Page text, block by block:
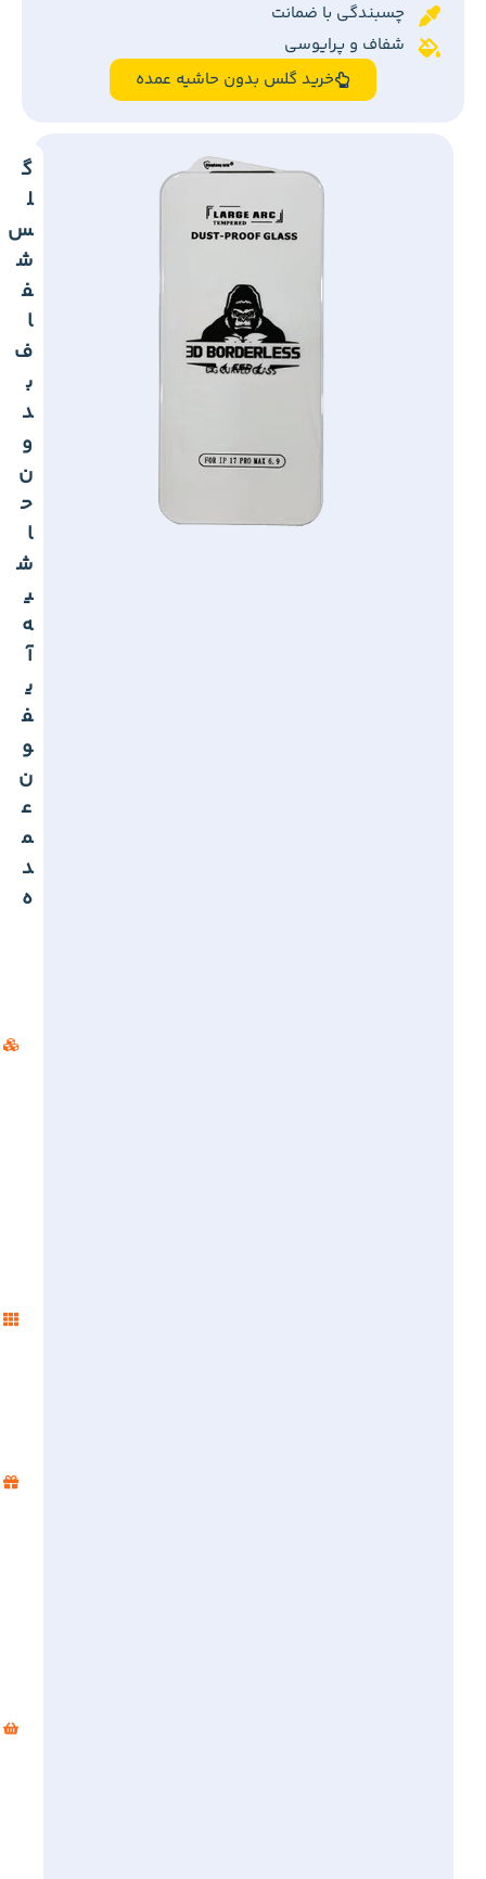
چسبندگی با ضمانت
شفاف و پرایوسی
خرید گلس بدون حاشیه عمده
گ
ل
س
ش
ف
ا
ف
ب
د
و
ن
ح
ا
ش
ی
ه
آ
ی
ف
و
ن
ع
م
د
ه